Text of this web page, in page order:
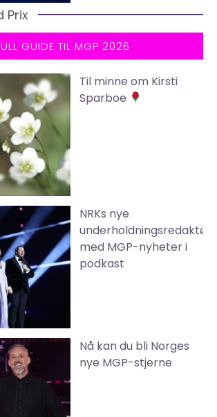
Prix
GUIDE TIL MGP 2026
Til minne om Kirsti
Sparboe
NRKs nye
underholdningsredaktør
med MGP-nyheter i
podkast
Nå kan du bli Norges
nye MGP-stjerne